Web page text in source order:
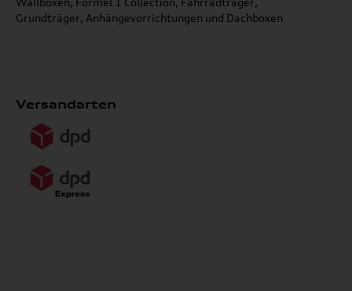
Grundträger, Anhängevorrichtungen und Dachboxen
Versandarten